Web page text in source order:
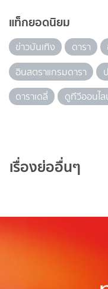
แท็กยอดนิยม
ข่าวบันเทิง ดารา
อินสตราแกรมดารา
ดาราเดลี่
ดูทีวีออนไ
เรื่องย่ออื่นๆ